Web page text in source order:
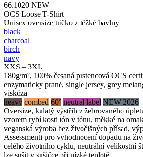
66.1020 NEW
OCS Loose T-Shirt
Unisex oversize tričko z těžké bavlny
black
charcoal
birch
navy
XXS – 3XL
180g/m², 100% česaná prstencová OCS
enzymaticky prané, single jersey, grey
viskóza
heavy combed 60° neutral label NEW 2026
Oversize, kulatý výstřih z žebrovaného
vzorem rybí kosti tón v tónu, měkké na
veganská výroba bez živočišných přísad,
Assessment) pro vyhodnocení dopadu na
celého životního cyklu, neutrální velikostní
lze sušit v sušičce při nízké teplotě